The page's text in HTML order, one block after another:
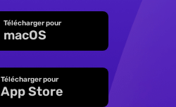
Télécharger pour
macOS
Télécharger pour
App Store